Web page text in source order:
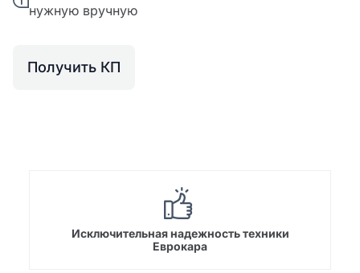
нужную вручную
Получить КП
Исключительная надежность техники
Еврокара